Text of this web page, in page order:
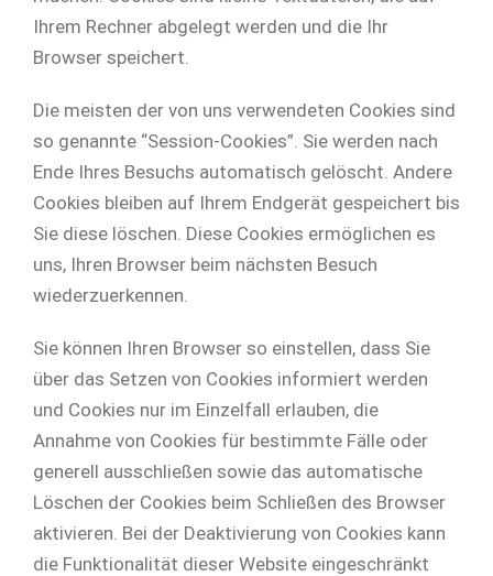
Ihrem Rechner abgelegt werden und die Ihr
Browser speichert.
Die meisten der von uns verwendeten Cookies sind
so genannte “Session-Cookies”. Sie werden nach
Ende Ihres Besuchs automatisch gelöscht. Andere
Cookies bleiben auf Ihrem Endgerät gespeichert bis
Sie diese löschen. Diese Cookies ermöglichen es
uns, Ihren Browser beim nächsten Besuch
wiederzuerkennen.
Sie können Ihren Browser so einstellen, dass Sie
über das Setzen von Cookies informiert werden
und Cookies nur im Einzelfall erlauben, die
Annahme von Cookies für bestimmte Fälle oder
generell ausschließen sowie das automatische
Löschen der Cookies beim Schließen des Browser
aktivieren. Bei der Deaktivierung von Cookies kann
die Funktionalität dieser Website eingeschränkt